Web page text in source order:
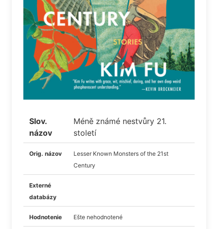
Slov.
názov
Méně známé nestvůry 21.
století
Orig. názov
Lesser Known Monsters of the 21st
Century
Externé
databázy
Hodnotenie Ešte nehodnotené